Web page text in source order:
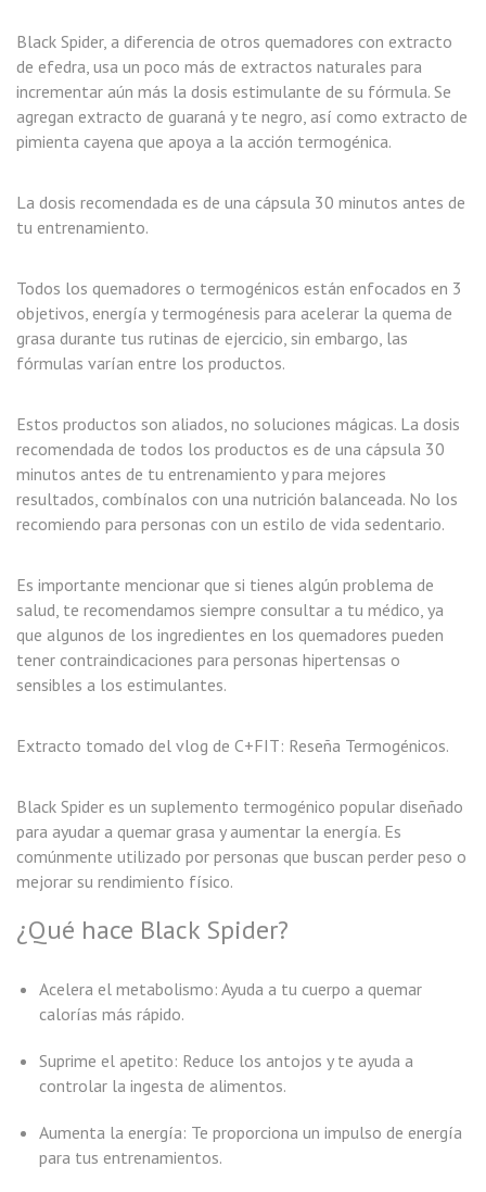
Black Spider, a diferencia de otros quemadores con extracto
de efedra, usa un poco más de extractos naturales para
incrementar aún más la dosis estimulante de su fórmula. Se
agregan extracto de guaraná y te negro, así como extracto de
pimienta cayena que apoya a la acción termogénica.
La dosis recomendada es de una cápsula 30 minutos antes de
tu entrenamiento.
Todos los quemadores o termogénicos están enfocados en 3
objetivos, energía y termogénesis para acelerar la quema de
grasa durante tus rutinas de ejercicio, sin embargo, las
fórmulas varían entre los productos.
Estos productos son aliados, no soluciones mágicas. La dosis
recomendada de todos los productos es de una cápsula 30
minutos antes de tu entrenamiento y para mejores
resultados, combínalos con una nutrición balanceada. No los
recomiendo para personas con un estilo de vida sedentario.
Es importante mencionar que si tienes algún problema de
salud, te recomendamos siempre consultar a tu médico, ya
que algunos de los ingredientes en los quemadores pueden
tener contraindicaciones para personas hipertensas o
sensibles a los estimulantes.
Extracto tomado del vlog de C+FIT: Reseña Termogénicos.
Black Spider es un suplemento termogénico popular diseñado
para ayudar a quemar grasa y aumentar la energía. Es
comúnmente utilizado por personas que buscan perder peso o
mejorar su rendimiento físico.
¿Qué hace Black Spider?
Acelera el metabolismo: Ayuda a tu cuerpo a quemar
calorías más rápido.
Suprime el apetito: Reduce los antojos y te ayuda a
controlar la ingesta de alimentos.
Aumenta la energía: Te proporciona un impulso de energía
para tus entrenamientos.